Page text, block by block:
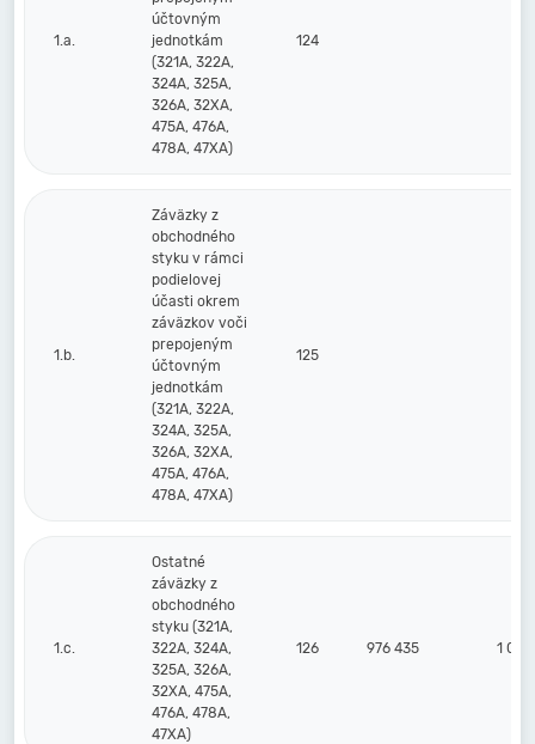
1.a.
účtovným
jednotkám
(321A, 322A,
324A, 325A,
326A, 32XA,
475A, 476A,
478A, 47XA)
124
1.b.
Záväzky z
obchodného
styku v rámci
podielovej
účasti okrem
záväzkov voči
prepojeným
účtovným
jednotkám
(321A, 322A,
324A, 325A,
326A, 32XA,
475A, 476A,
478A, 47XA)
125
1.c.
Ostatné
záväzky z
obchodného
styku (321A,
322A, 324A,
325A, 326A,
32XA, 475A,
476A, 478A,
47XA)
126 976 435 1 015